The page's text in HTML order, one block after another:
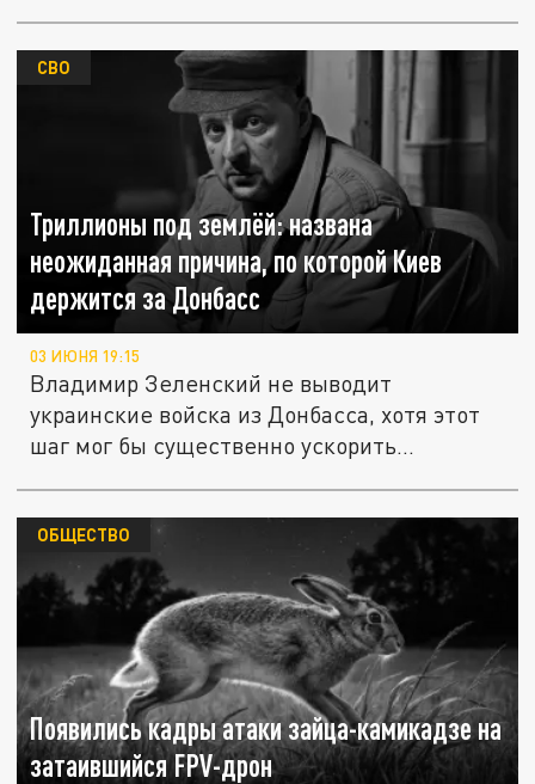
Триллионы под землёй: названа
неожиданная причина, по которой Киев
держится за Донбасс
СВО
03 ИЮНЯ 19:15
Владимир Зеленский не выводит
украинские войска из Донбасса, хотя этот
шаг мог бы существенно ускорить...
Появились кадры атаки зайца-камикадзе на
затаившийся FPV-дрон
ОБЩЕСТВО